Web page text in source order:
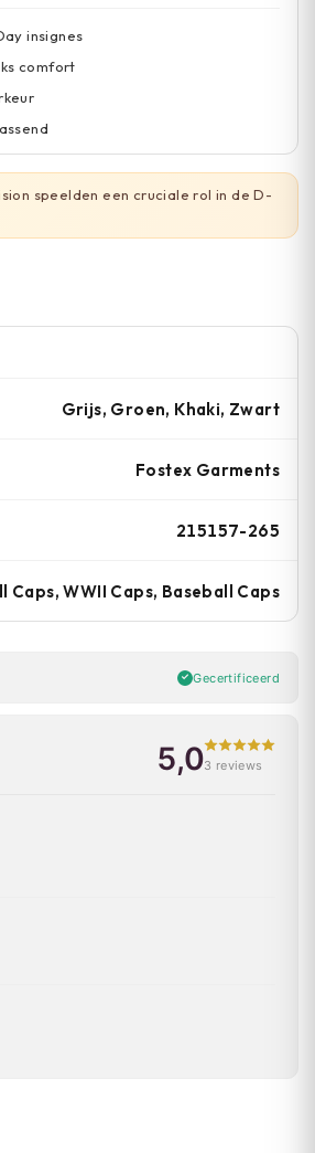
insignes
comfort
speelden een cruciale rol in de D-
Grijs, Groen, Khaki, Zwart
Fostex Garments
215157-265
Caps, WWII Caps, Baseball Caps
Gecertificeerd
5,03 reviews